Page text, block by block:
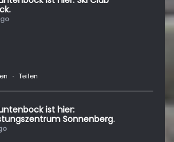
· Teilen
ist hier:
Sonnenberg.